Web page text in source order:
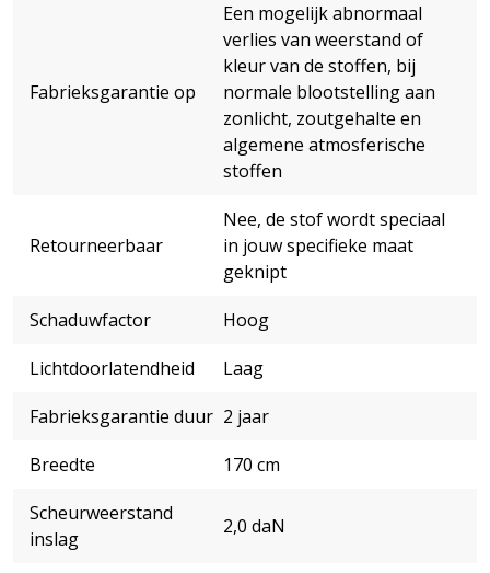
Fabrieksgarantie op
Een mogelijk abnormaal
verlies van weerstand of
kleur van de stoffen, bij
normale blootstelling aan
zonlicht, zoutgehalte en
algemene atmosferische
stoffen
Retourneerbaar
Nee, de stof wordt speciaal
in jouw specifieke maat
geknipt
Schaduwfactor
Hoog
Lichtdoorlatendheid
Laag
Fabrieksgarantie duur 2 jaar
Breedte
170 cm
Scheurweerstand
inslag
2,0 daN